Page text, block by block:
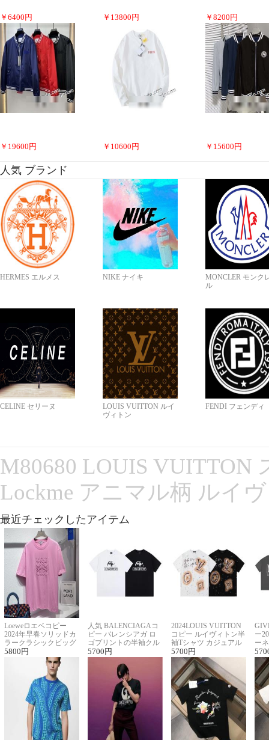
￥ 6400 円 ￥ 13800 円 ￥ 8200 円
￥ 19600 円 ￥ 10600 円 ￥ 15600 円
人気 ブランド
HERMES エルメス NIKE ナイキ
MONCLER モンク
ル
CELINE セリーヌ
LOUIS VUITTON ルイ
ヴィトン
FENDI フェンディ
M80680 LOUIS VUITTON
Lockme アニマル柄 ルイ
最近チェックしたアイテム
Loeweロエベコピー
2024年早春ソリッドカ
ラークラシックビッグ
ロゴ刺繍Tシャツ
5800 円
人気 BALENCIAGAコ
ピー バレンシアガ ロ
ゴプリントの半袖クル
ーネックTシャツ
5700 円
2024LOUIS VUITTON
コピー ルイヴィトン半
袖Tシャツ カジュアル
に馴染む 2色展開
5700 円
ー
ー
ー